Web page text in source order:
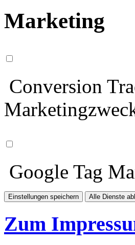
Marketing
Conversion
Google Tag
Einstellungen speichern Alle Dienste
Zum